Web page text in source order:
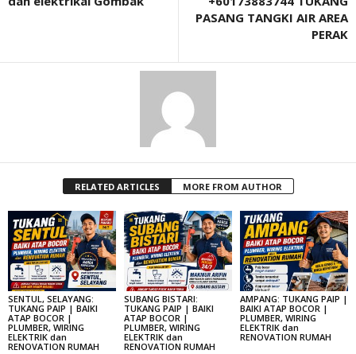
PASANG TANGKI AIR AREA
PERAK
RELATED ARTICLES MORE FROM AUTHOR
SENTUL, SELAYANG:
TUKANG PAIP | BAIKI
ATAP BOCOR |
PLUMBER, WIRING
ELEKTRIK dan
RENOVATION RUMAH
SUBANG BISTARI:
TUKANG PAIP | BAIKI
ATAP BOCOR |
PLUMBER, WIRING
ELEKTRIK dan
RENOVATION RUMAH
AMPANG: TUKANG PAIP |
BAIKI ATAP BOCOR |
PLUMBER, WIRING
ELEKTRIK dan
RENOVATION RUMAH